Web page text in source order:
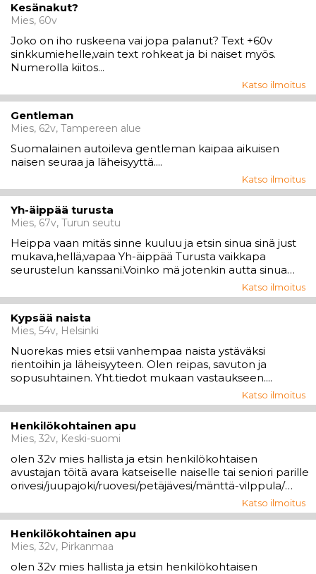
Kesänakut?
Mies, 60v
Joko on iho ruskeena vai jopa palanut? Text +60v
sinkkumiehelle,vain text rohkeat ja bi naiset myös.
Numerolla kiitos...
Katso ilmoitus
Gentleman
Mies, 62v, Tampereen alue
Suomalainen autoileva gentleman kaipaa aikuisen
naisen seuraa ja läheisyyttä....
Katso ilmoitus
Yh-äippää turusta
Mies, 67v, Turun seutu
Heippa vaan mitäs sinne kuuluu ja etsin sinua sinä just
mukava,hellä,vapaa Yh-äippää Turusta vaikkapa
seurustelun kanssani.Voinko mä jotenkin autta sinua
mukava,vapaa,terve,siisti,sporttinen,puhelias,raikas,avoin
,hellä,herkkä,lämmin,nuorekas,huumorintajuinen,töissä
k...
Katso ilmoitus
Kypsää naista
Mies, 54v, Helsinki
Nuorekas mies etsii vanhempaa naista ystäväksi
rientoihin ja läheisyyteen. Olen reipas, savuton ja
sopusuhtainen. Yht.tiedot mukaan vastaukseen....
Katso ilmoitus
Henkilökohtainen apu
Mies, 32v, Keski-suomi
olen 32v mies hallista ja etsin henkilökohtaisen
avustajan töitä avara katseiselle naiselle tai seniori parille
orivesi/juupajoki/ruovesi/petäjävesi/mänttä-vilppula/
jämsä/Muurame alueelta..ja olen mielestäni hyvä
avustajaksi koska olen hellä empaattinen ja palvelu altis
ja teen mielelläni kotihoid...
Katso ilmoitus
Henkilökohtainen apu
Mies, 32v, Pirkanmaa
olen 32v mies hallista ja etsin henkilökohtaisen